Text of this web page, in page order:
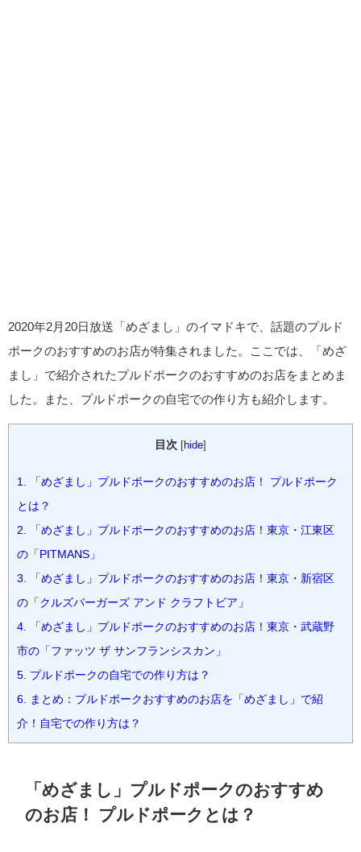
2020年2月20日放送「めざまし」のイマドキで、話題のプルド
ポークのおすすめのお店が特集されました。ここでは、「めざ
まし」で紹介されたプルドポークのおすすめのお店をまとめま
した。また、プルドポークの自宅での作り方も紹介します。
目次 hide
1. 「めざまし」プルドポークのおすすめのお店！ プルドポーク
とは？
2. 「めざまし」プルドポークのおすすめのお店！東京・江東区
の「PITMANS」
3. 「めざまし」プルドポークのおすすめのお店！東京・新宿区
の「クルズバーガーズ アンド クラフトビア」
4. 「めざまし」プルドポークのおすすめのお店！東京・武蔵野
市の「ファッツ ザ サンフランシスカン」
5. プルドポークの自宅での作り方は？
6. まとめ：プルドポークおすすめのお店を「めざまし」で紹
介！自宅での作り方は？
「めざまし」プルドポークのおすすめ
のお店！ プルドポークとは？